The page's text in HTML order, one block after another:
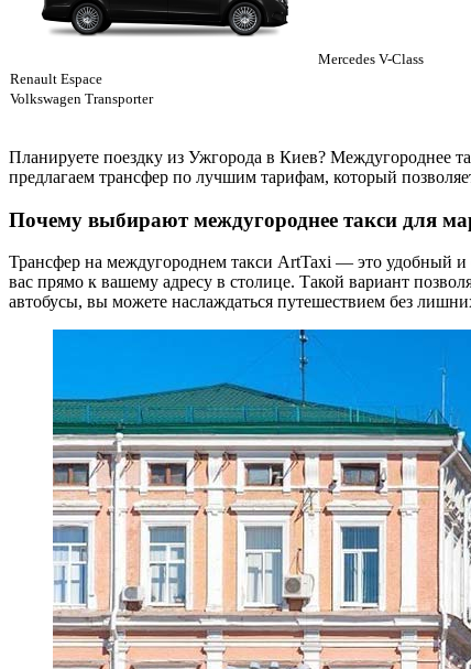
Mercedes V-Class
Renault Espace
Volkswagen Transporter
Планируете поездку из Ужгорода в Киев? Междугороднее
предлагаем трансфер по лучшим тарифам, который
Почему выбирают междугороднее такси для
Трансфер на междугороднем такси ArtTaxi — это удобный и
вас прямо к вашему адресу в столице. Такой вариант
автобусы, вы можете наслаждаться путешествием без